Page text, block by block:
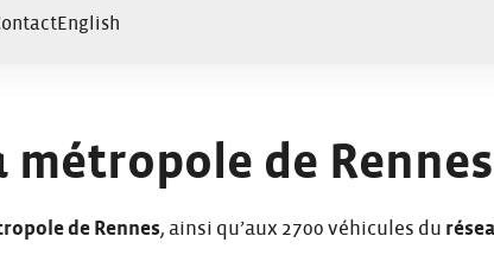
English
métropole de Rennes
de Rennes, ainsi qu’aux 2700 véhicules du